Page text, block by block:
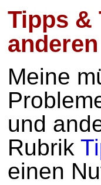
Tipps &
Meine
und
Rubrik
einen